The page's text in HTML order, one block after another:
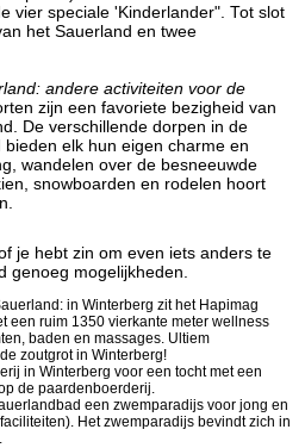
vier speciale 'Kinderlander". Tot slot
het Sauerland en twee
andere activiteiten voor de
zijn een favoriete bezigheid van
De verschillende dorpen in de
elk hun eigen charme en
wandelen over de besneeuwde
snowboarden en rodelen hoort
je hebt zin om even iets anders te
genoeg mogelijkheden.
in Winterberg zit het Hapimag
een ruim 1350 vierkante meter wellness
baden en massages. Ultiem
zoutgrot in Winterberg!
in Winterberg voor een tocht met een
de paardenboerderij.
een zwemparadijs voor jong en
Het zwemparadijs bevindt zich in